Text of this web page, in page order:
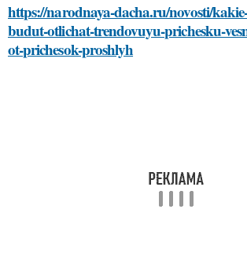
https://narodnaya-dacha.ru/novosti/
budut-otlichat-trendovuyu-prichesku-
ot-prichesok-proshlyh